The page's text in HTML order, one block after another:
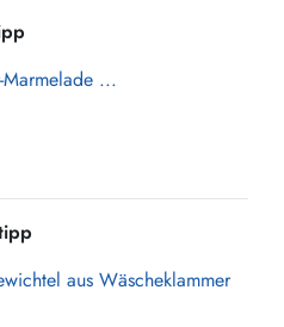
...
aus Wäscheklammer